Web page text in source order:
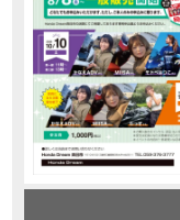
MOVIE
MOVIE 新型スーパーカブ
MOVIE 【世界一の燃費
MOVIE 【バイク女子
MOVIE 【バイク女子】こ
MOVIE 【バイク用ド
おめでたい
【激カワ女